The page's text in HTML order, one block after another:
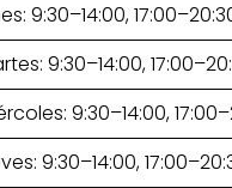
9:30–14:00,
9:30–14:00,
9:30–14:00,
9:30–14:00,